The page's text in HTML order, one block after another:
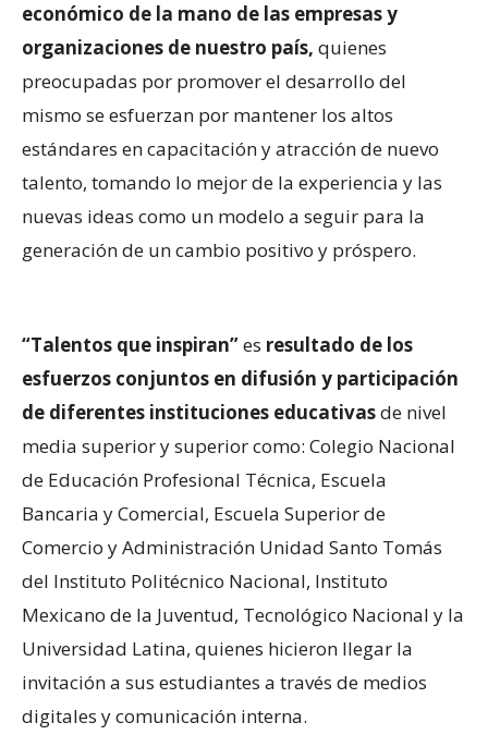
económico de la mano de las empresas y
organizaciones de nuestro país, quienes
preocupadas por promover el desarrollo del
mismo se esfuerzan por mantener los altos
estándares en capacitación y atracción de nuevo
talento, tomando lo mejor de la experiencia y las
nuevas ideas como un modelo a seguir para la
generación de un cambio positivo y próspero.
“Talentos que inspiran”es resultado de los
esfuerzos conjuntos en difusión y participación
de diferentes instituciones educativasde nivel
media superior y superior como: Colegio Nacional
de Educación Profesional Técnica, Escuela
Bancaria y Comercial, Escuela Superior de
Comercio y Administración Unidad Santo Tomás
del Instituto Politécnico Nacional, Instituto
Mexicano de la Juventud, Tecnológico Nacional y la
Universidad Latina, quienes hicieron llegar la
invitación a sus estudiantes a través de medios
digitales y comunicación interna.